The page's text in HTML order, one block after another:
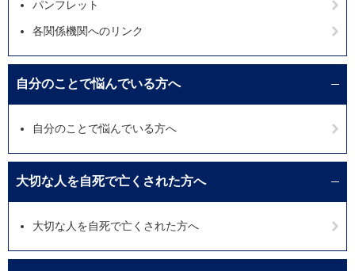
パンフレット
各関係機関へのリンク
自分のことで悩んでいる方へ
自分のことで悩んでいる方へ
大切な人を自死で亡くされた方へ
大切な人を自死で亡くされた方へ